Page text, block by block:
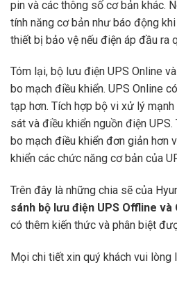
pin và các thông số cơ bản khác.
tính năng cơ bản như báo động
thiết bị bảo vệ nếu điện áp đầu ra
Tóm lại, bộ lưu điện UPS Online
bo mạch điều khiển. UPS Online
tạp hơn. Tích hợp bộ vi xử lý
sát và điều khiển nguồn điện
bo mạch điều khiển đơn giản hơn
khiển các chức năng cơ bản của
Trên đây là những chia sẽ của
sánh bộ lưu điện UPS Offline và
có thêm kiến thức và phân biệt
Mọi chi tiết xin quý khách vui lòng